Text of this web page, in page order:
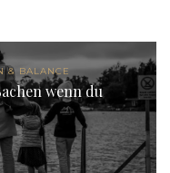
& BALANCE
wenn du